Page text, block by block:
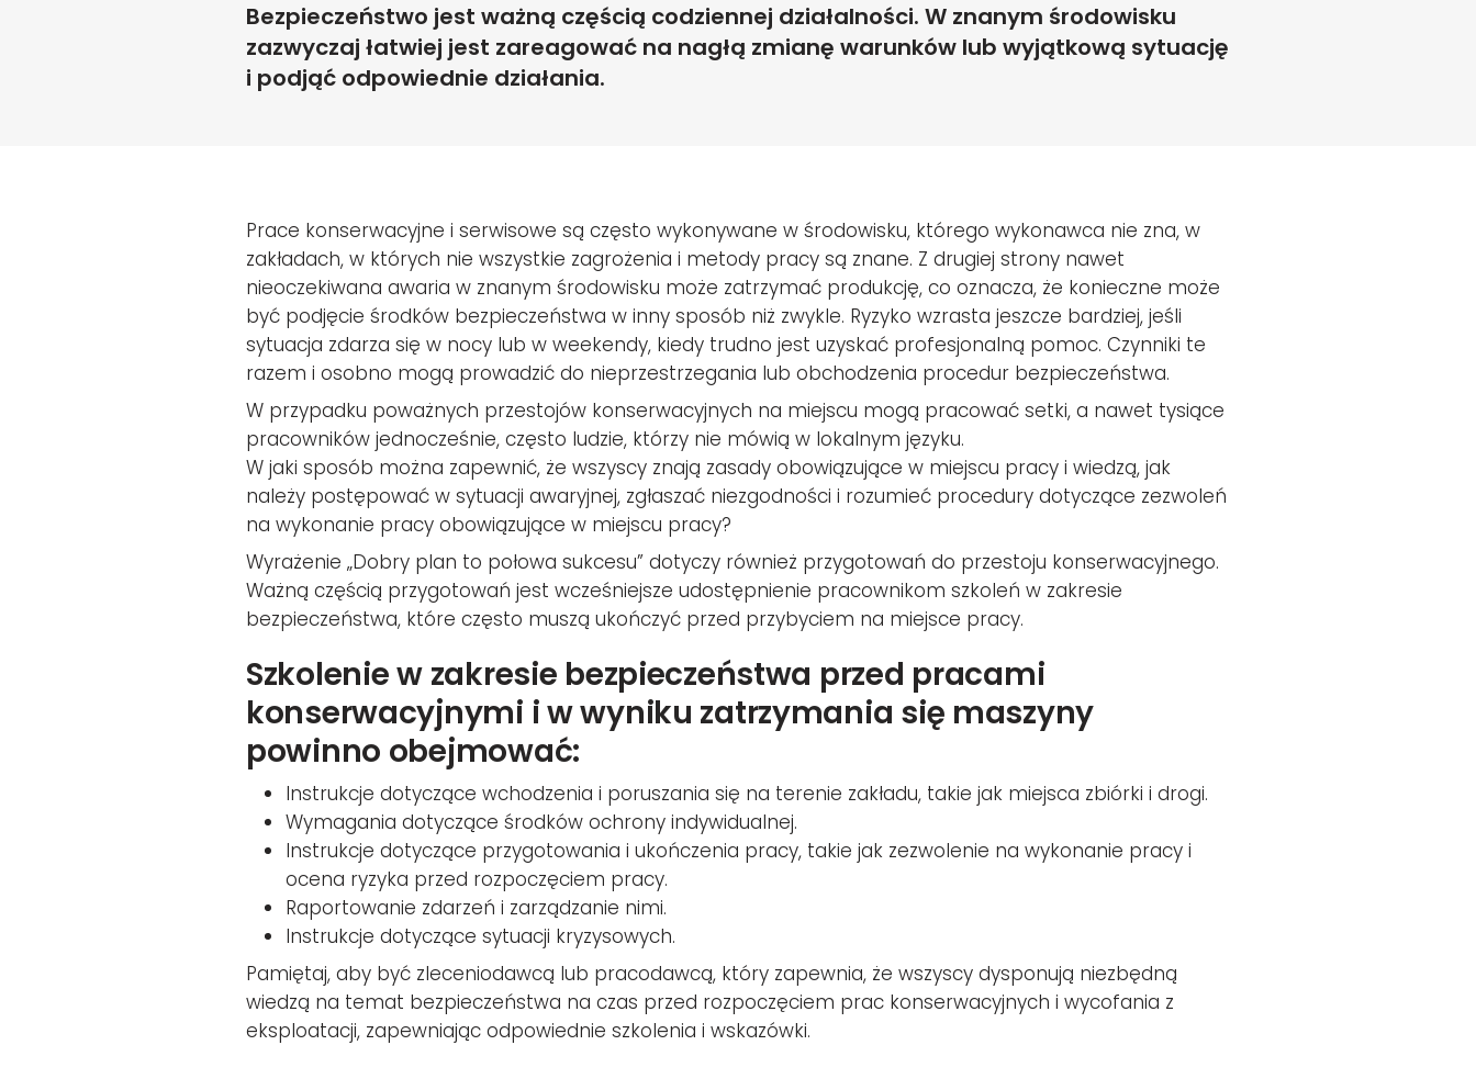
Bezpieczeństwo jest ważną częścią codziennej działalności. W znanym środowisku
zazwyczaj łatwiej jest zareagować na nagłą zmianę warunków lub wyjątkową sytuację
i podjąć odpowiednie działania.
Prace konserwacyjne i serwisowe są często wykonywane w środowisku, którego wykonawca nie zna, w
zakładach, w których nie wszystkie zagrożenia i metody pracy są znane. Z drugiej strony nawet
nieoczekiwana awaria w znanym środowisku może zatrzymać produkcję, co oznacza, że konieczne może
być podjęcie środków bezpieczeństwa w inny sposób niż zwykle. Ryzyko wzrasta jeszcze bardziej, jeśli
sytuacja zdarza się w nocy lub w weekendy, kiedy trudno jest uzyskać profesjonalną pomoc. Czynniki te
razem i osobno mogą prowadzić do nieprzestrzegania lub obchodzenia procedur bezpieczeństwa.
W przypadku poważnych przestojów konserwacyjnych na miejscu mogą pracować setki, a nawet tysiące
pracowników jednocześnie, często ludzie, którzy nie mówią w lokalnym języku.
W jaki sposób można zapewnić, że wszyscy znają zasady obowiązujące w miejscu pracy i wiedzą, jak
należy postępować w sytuacji awaryjnej, zgłaszać niezgodności i rozumieć procedury dotyczące zezwoleń
na wykonanie pracy obowiązujące w miejscu pracy?
Wyrażenie „Dobry plan to połowa sukcesu” dotyczy również przygotowań do przestoju konserwacyjnego.
Ważną częścią przygotowań jest wcześniejsze udostępnienie pracownikom szkoleń w zakresie
bezpieczeństwa, które często muszą ukończyć przed przybyciem na miejsce pracy.
Szkolenie w zakresie bezpieczeństwa przed pracami
konserwacyjnymi i w wyniku zatrzymania się maszyny
powinno obejmować:
Instrukcje dotyczące wchodzenia i poruszania się na terenie zakładu, takie jak miejsca zbiórki i drogi.
Wymagania dotyczące środków ochrony indywidualnej.
Instrukcje dotyczące przygotowania i ukończenia pracy, takie jak zezwolenie na wykonanie pracy i
ocena ryzyka przed rozpoczęciem pracy.
Raportowanie zdarzeń i zarządzanie nimi.
Instrukcje dotyczące sytuacji kryzysowych.
Pamiętaj, aby być zleceniodawcą lub pracodawcą, który zapewnia, że wszyscy dysponują niezbędną
wiedzą na temat bezpieczeństwa na czas przed rozpoczęciem prac konserwacyjnych i wycofania z
eksploatacji, zapewniając odpowiednie szkolenia i wskazówki.